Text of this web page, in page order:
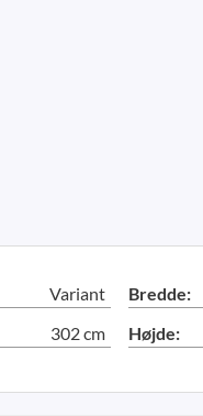
Variant
302 cm
Bredde:
Højde: